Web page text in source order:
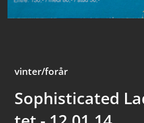
vinter/forår
Sophisticated